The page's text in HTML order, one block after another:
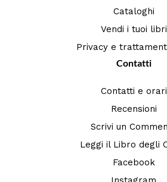
Cataloghi
Vendi i tuoi libri
Privacy e
Contatti
Contatti e orari
Recensioni
Scrivi un
Leggi il Libro degli
Facebook